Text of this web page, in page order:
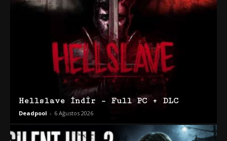
Hellslave İndir – Full PC + DLC
Deadpool - 6 Ağustos 2026